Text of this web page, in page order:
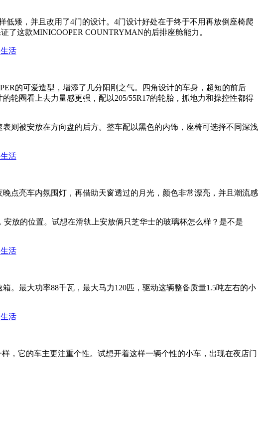
矮，并且改用了4门的设计。4门设计好处在于终于不用再放倒座椅爬
了这款MINICOOPER COUNTRYMAN的后排座舱能力。
的可爱造型，增添了几分阳刚之气。四角设计的车身，超短的前后
轮圈看上去力量感更强，配以205/55R17的轮胎，抓地力和操控性都得
则被安放在方向盘的后方。整车配以黑色的内饰，座椅可选择不同深浅
点亮车内氛围灯，再借助天窗透过的月光，颜色非常漂亮，并且潮流感
放的位置。试想在滑轨上安放俩只芝华士的玻璃杯怎么样？是不是
。最大功率88千瓦，最大马力120匹，驱动这辆整备质量1.5吨左右的小
，它的车主更注重个性。试想开着这样一辆个性的小车，出现在夜店门